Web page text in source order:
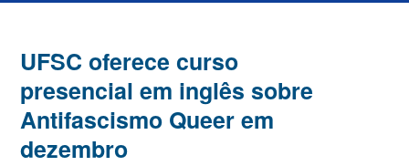
UFSC oferece curso
presencial em inglês sobre
Antifascismo Queer em
dezembro